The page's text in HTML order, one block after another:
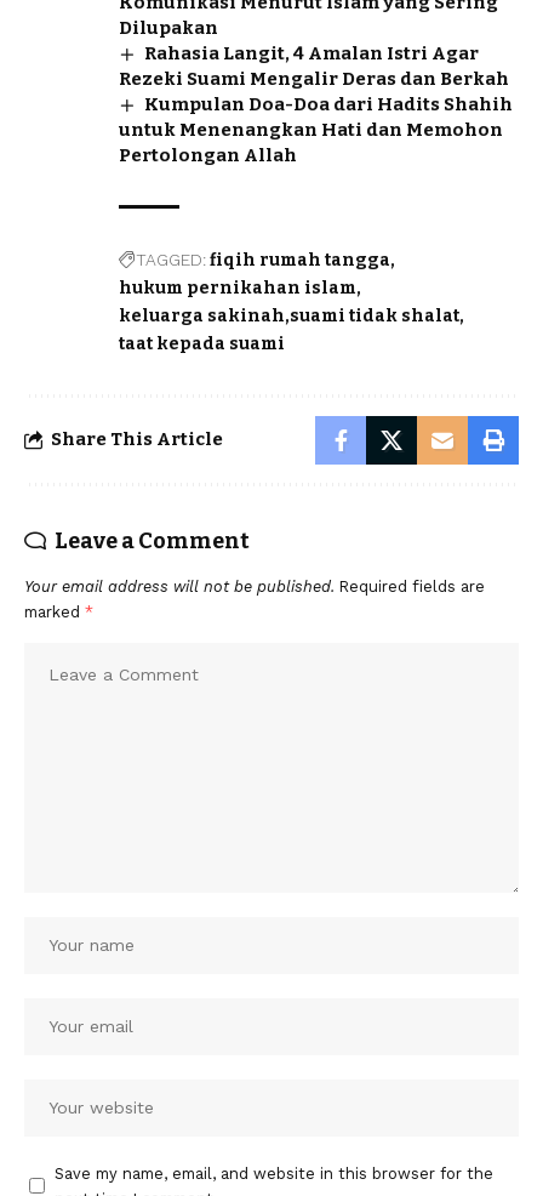
Dilupakan
Rahasia Langit, 4 Amalan Istri Agar
Rezeki Suami Mengalir Deras dan Berkah
Kumpulan Doa-Doa dari Hadits Shahih
untuk Menenangkan Hati dan Memohon
Pertolongan Allah
TAGGED:fiqih rumah tangga
hukum pernikahan islam
keluarga sakinah suami tidak shalat
taat kepada suami
Share This Article
Leave a Comment
Your email address will not be published. Required fields are
marked *
Save my name, email, and website in this browser for the